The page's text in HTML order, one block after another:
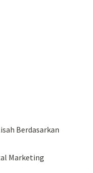
Berdasarkan
Marketing